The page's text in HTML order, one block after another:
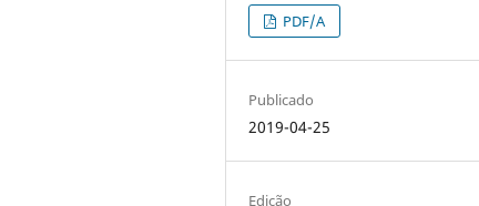
PDF/A
Publicado
2019-04-25
Edição